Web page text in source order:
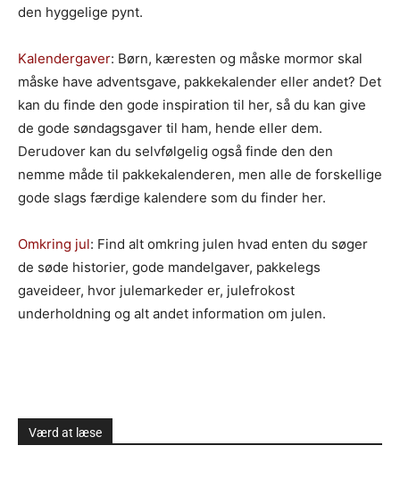
den hyggelige pynt.
Kalendergaver: Børn, kæresten og måske mormor skal
måske have adventsgave, pakkekalender eller andet? Det
kan du finde den gode inspiration til her, så du kan give
de gode søndagsgaver til ham, hende eller dem.
Derudover kan du selvfølgelig også finde den den
nemme måde til pakkekalenderen, men alle de forskellige
gode slags færdige kalendere som du finder her.
Omkring jul: Find alt omkring julen hvad enten du søger
de søde historier, gode mandelgaver, pakkelegs
gaveideer, hvor julemarkeder er, julefrokost
underholdning og alt andet information om julen.
Værd at læse